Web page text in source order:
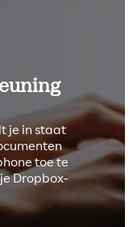
je in staat
toe te
Dropbox-